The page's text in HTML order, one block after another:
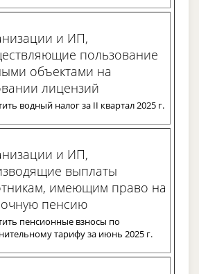
и ИП,
пользование
объектами на
лицензий
водный налог за II квартал 2025 г.
и ИП,
выплаты
имеющим право на
пенсию
пенсионные взносы по
тарифу за июнь 2025 г.